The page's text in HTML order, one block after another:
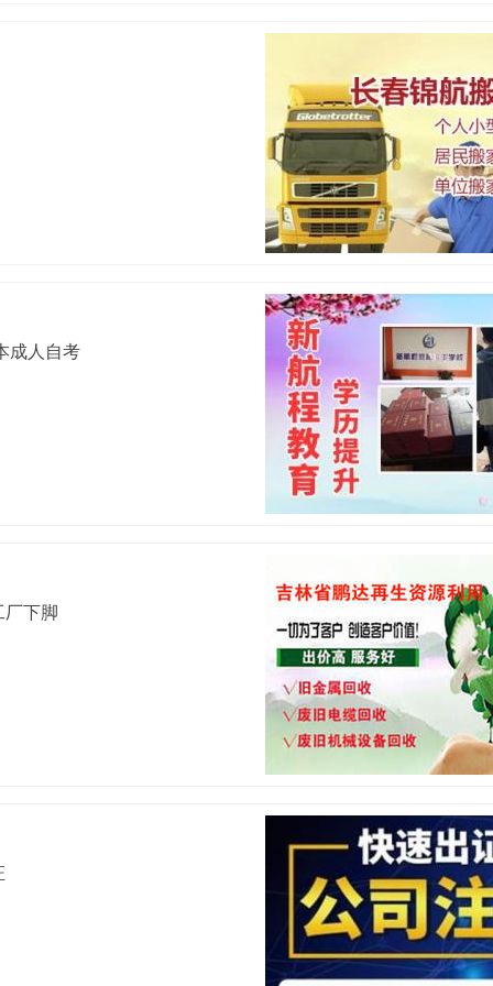
成人自考
下脚